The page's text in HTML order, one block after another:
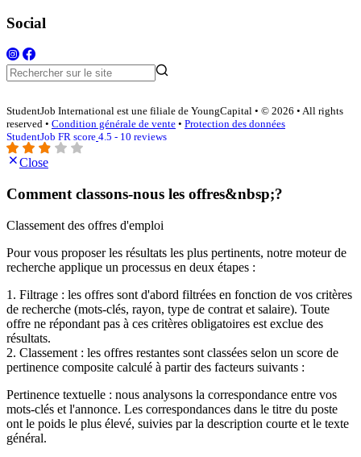
Social
StudentJob International est une filiale de YoungCapital • © 2026 • All rights
reserved • Condition générale de vente • Protection des données
StudentJob FR score 4.5 - 10 reviews
Close
Comment classons-nous les offres&nbsp;?
Classement des offres d'emploi
Pour vous proposer les résultats les plus pertinents, notre moteur de
recherche applique un processus en deux étapes :
1. Filtrage : les offres sont d'abord filtrées en fonction de vos critères
de recherche (mots-clés, rayon, type de contrat et salaire). Toute
offre ne répondant pas à ces critères obligatoires est exclue des
résultats.
2. Classement : les offres restantes sont classées selon un score de
pertinence composite calculé à partir des facteurs suivants :
Pertinence textuelle : nous analysons la correspondance entre vos
mots-clés et l'annonce. Les correspondances dans le titre du poste
ont le poids le plus élevé, suivies par la description courte et le texte
général.